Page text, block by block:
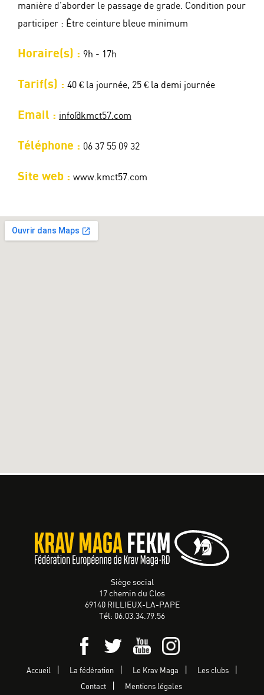
manière d’aborder le passage de grade. Condition pour
participer : Être ceinture bleue minimum
Horaire(s) : 9h - 17h
Tarif(s) : 40 € la journée, 25 € la demi journée
Email : info@kmct57.com
Téléphone : 06 37 55 09 32
Site web : www.kmct57.com
Siège social
17 chemin du Clos
69140 RILLIEUX-LA-PAPE
Tél: 06.03.34.79.56
Accueil La fédération Le Krav Maga Les clubs
Contact Mentions légales